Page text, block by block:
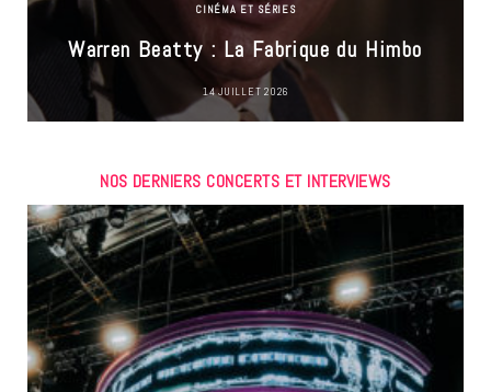
CINÉMA ET SÉRIES
Warren Beatty : La Fabrique du Himbo
14 JUILLET 2026
NOS DERNIERS CONCERTS ET INTERVIEWS